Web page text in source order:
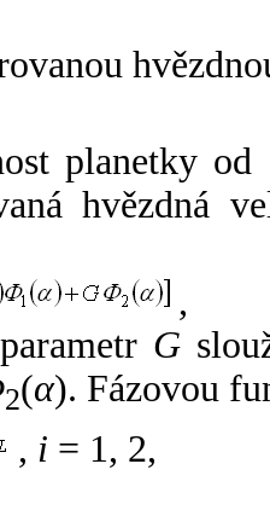
planetky od
hvězdná
,
G
2(α). Fázovou
, i = 1, 2,